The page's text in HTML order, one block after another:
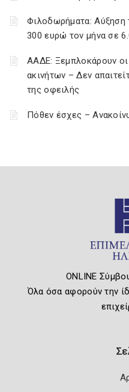
Φιλοδωρήματα: Αύξηση
300 ευρώ τον μήνα σε
ΑΑΔΕ: Ξεμπλοκάρουν
ακινήτων – Δεν
της οφειλής
Πόθεν έσχες –
ONLINE
Όλα όσα αφορούν την